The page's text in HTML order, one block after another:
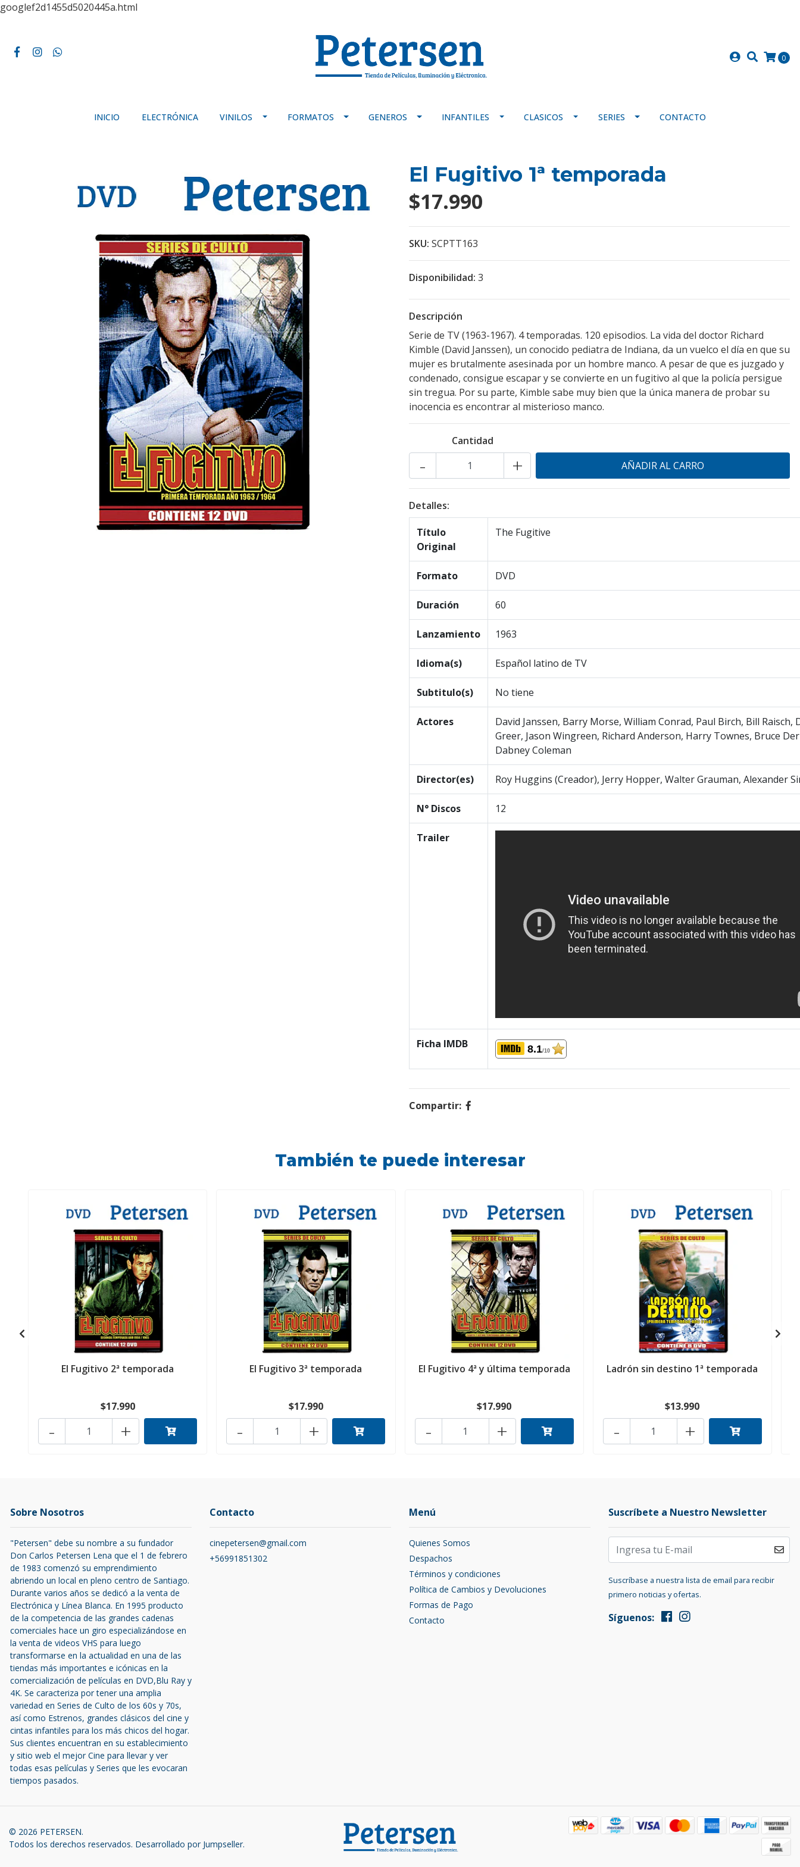
googlef2d1455d5020445a.html
0
INICIO ELECTRÓNICA VINILOS FORMATOS GENEROS INFANTILES CLASICOS SERIES CONTACTO
El Fugitivo 1ª temporada
$17.990
SKU: SCPTT163
Disponibilidad: 3
Descripción
Serie de TV (1963-1967). 4 temporadas. 120 episodios. La vida del doctor Richard
Kimble (David Janssen), un conocido pediatra de Indiana, da un vuelco el día en que su
mujer es brutalmente asesinada por un hombre manco. A pesar de que es juzgado y
condenado, consigue escapar y se convierte en un fugitivo al que la policía persigue
sin tregua. Por su parte, Kimble sabe muy bien que la única manera de probar su
inocencia es encontrar al misterioso manco.
Cantidad
+
-
Detalles:
Título
Original
The Fugitive
Formato DVD
Duración 60
Lanzamiento 1963
Idioma(s) Español latino de TV
Subtitulo(s) No tiene
Actores
David Janssen, Barry Morse, William Conrad, Paul Birch, Bill Raisch,
Greer, Jason Wingreen, Richard Anderson, Harry Townes, Bruce
Dabney Coleman
Director(es) Roy Huggins (Creador), Jerry Hopper, Walter Grauman, Alexander
N° Discos 12
Trailer
Ficha IMDB 8.1/10
Compartir:
También te puede interesar
El Fugitivo 2ª temporada
$17.990
+
-
El Fugitivo 3ª temporada
$17.990
+
-
El Fugitivo 4ª y última temporada
$17.990
+
-
Ladrón sin destino 1ª temporada
$13.990
+
-
Sobre Nosotros
"Petersen" debe su nombre a su fundador
Don Carlos Petersen Lena que el 1 de febrero
de 1983 comenzó su emprendimiento
abriendo un local en pleno centro de Santiago.
Durante varios años se dedicó a la venta de
Electrónica y Línea Blanca. En 1995 producto
de la competencia de las grandes cadenas
comerciales hace un giro especializándose en
la venta de videos VHS para luego
transformarse en la actualidad en una de las
tiendas más importantes e icónicas en la
comercialización de películas en DVD,Blu Ray y
4K. Se caracteriza por tener una amplia
variedad en Series de Culto de los 60s y 70s,
así como Estrenos, grandes clásicos del cine y
cintas infantiles para los más chicos del hogar.
Sus clientes encuentran en su establecimiento
y sitio web el mejor Cine para llevar y ver
todas esas películas y Series que les evocaran
tiempos pasados.
Contacto
cinepetersen@gmail.com
+56991851302
Menú
Quienes Somos
Despachos
Términos y condiciones
Política de Cambios y Devoluciones
Formas de Pago
Contacto
Suscríbete a Nuestro Newsletter
Suscríbase a nuestra lista de email para recibir
primero noticias y ofertas.
Síguenos:
© 2026 PETERSEN.
Todos los derechos reservados. Desarrollado por Jumpseller.